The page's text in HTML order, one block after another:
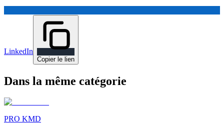
LinkedIn
Copier le lien
Dans la même catégorie
PRO KMD